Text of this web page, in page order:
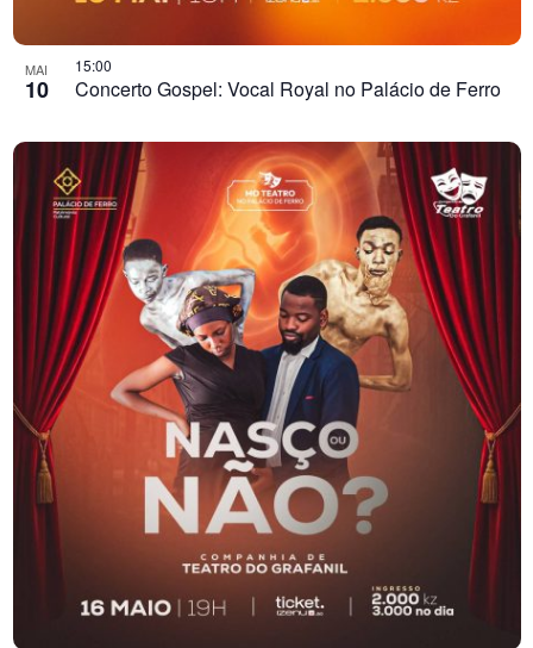
MAI
10
15:00
Concerto Gospel: Vocal Royal no Palácio de Ferro